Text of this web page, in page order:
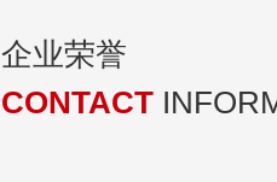
企业荣誉
CONTACT